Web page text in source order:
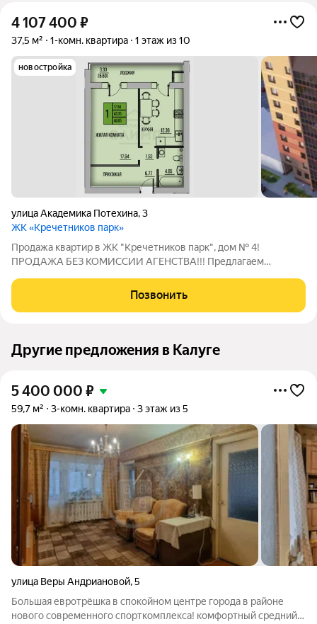
4 107 400 ₽
37,5 м² 1-комн. квартира 1 этаж из 10
новостройка
улица Академика Потехина,3
ЖК «Кречетников парк»
Продажа квартир в ЖК "Кречетников парк", дом № 4!
ПРОДАЖА БЕЗ КОМИССИИ АГЕНСТВА!!! Предлагаем
комплексе с уникальными преимуществами. Преимущества
Позвонить
Другие предложения в Калуге
5 400 000 ₽
59,7 м² 3-комн. квартира 3 этаж из 5
улица Веры Андриановой,5
Большая евротрёшка в спокойном центре города в районе
нового современного спорткомплекса! комфортный средний